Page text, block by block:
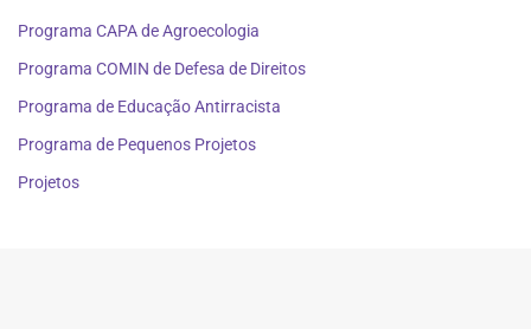
Programa CAPA de Agroecologia
Programa COMIN de Defesa de Direitos
Programa de Educação Antirracista
Programa de Pequenos Projetos
Projetos